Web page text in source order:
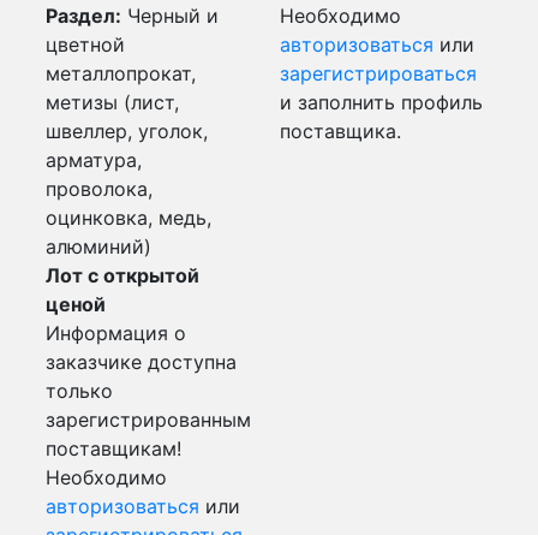
Раздел: Черный и
цветной
металлопрокат,
метизы (лист,
швеллер, уголок,
арматура,
проволока,
оцинковка, медь,
алюминий)
Лот с открытой
ценой
Информация о
заказчике доступна
только
зарегистрированным
поставщикам!
Необходимо
авторизоваться или
Необходимо
авторизоваться или
зарегистрироваться
и заполнить профиль
поставщика.